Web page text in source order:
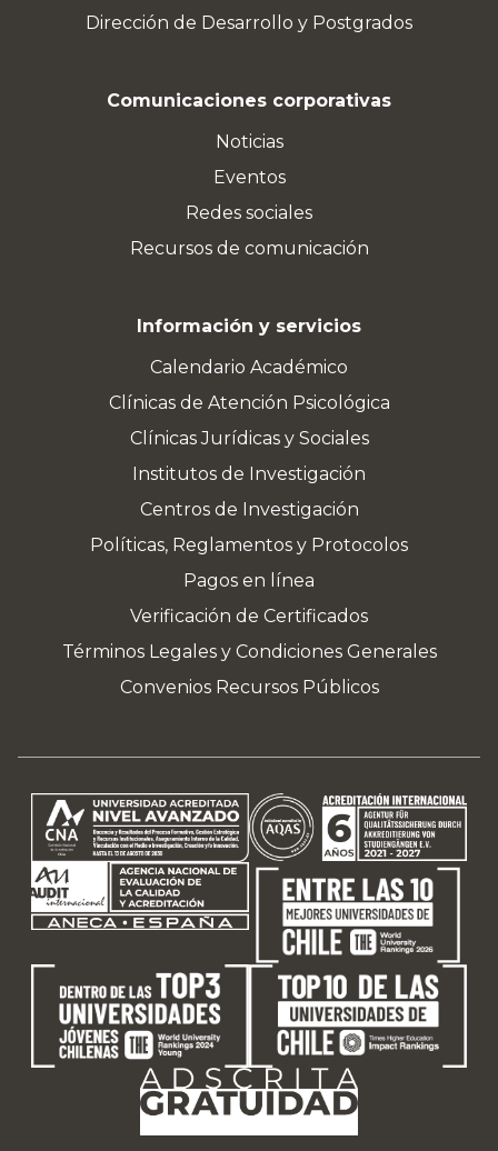
Dirección de Desarrollo y Postgrados
Comunicaciones corporativas
Noticias
Eventos
Redes sociales
Recursos de comunicación
Información y servicios
Calendario Académico
Clínicas de Atención Psicológica
Clínicas Jurídicas y Sociales
Institutos de Investigación
Centros de Investigación
Políticas, Reglamentos y Protocolos
Pagos en línea
Verificación de Certificados
Términos Legales y Condiciones Generales
Convenios Recursos Públicos